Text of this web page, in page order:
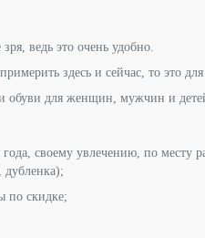
ведь это очень удобно.
здесь и сейчас, то это для
обуви для женщин, мужчин и
своему увлечению, по месту
дубленка);
по скидке;